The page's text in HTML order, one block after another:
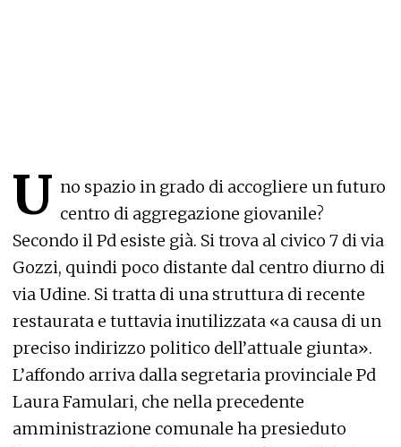
U no spazio in grado di accogliere un futuro
centro di aggregazione giovanile?
Secondo il Pd esiste già. Si trova al civico 7 di via
Gozzi, quindi poco distante dal centro diurno di
via Udine. Si tratta di una struttura di recente
restaurata e tuttavia inutilizzata «a causa di un
preciso indirizzo politico dell’attuale giunta».
L’affondo arriva dalla segretaria provinciale Pd
Laura Famulari, che nella precedente
amministrazione comunale ha presieduto